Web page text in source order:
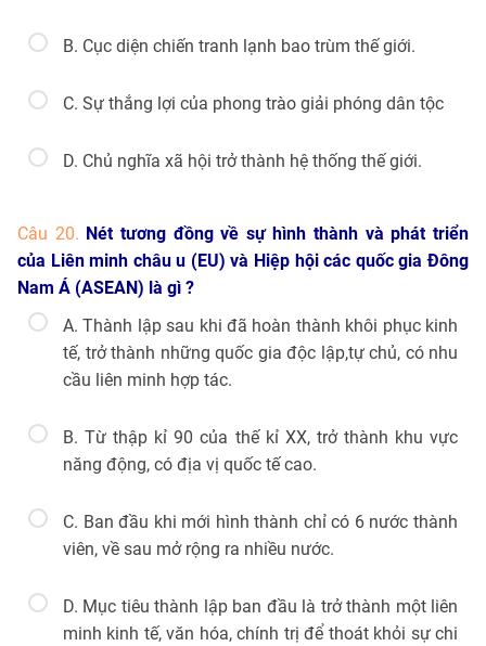
B. Cục diện chiến tranh lạnh bao trùm thế giới.
C. Sự thắng lợi của phong trào giải phóng dân tộc
D. Chủ nghĩa xã hội trở thành hệ thống thế giới.
Câu 20. Nét tương đồng về sự hình thành và phát triển
của Liên minh châu u (EU) và Hiệp hội các quốc gia Đông
Nam Á (ASEAN) là gì ?
A. Thành lập sau khi đã hoàn thành khôi phục kinh
tế, trở thành những quốc gia độc lập,tự chủ, có nhu
cầu liên minh hợp tác.
B. Từ thập kỉ 90 của thế kỉ XX, trở thành khu vực
năng động, có địa vị quốc tế cao.
C. Ban đầu khi mới hình thành chỉ có 6 nước thành
viên, về sau mở rộng ra nhiều nước.
D. Mục tiêu thành lập ban đầu là trở thành một liên
minh kinh tế, văn hóa, chính trị để thoát khỏi sự chi